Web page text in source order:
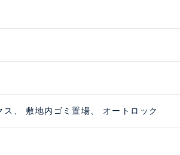
、 敷地内ゴミ置場、 オートロック